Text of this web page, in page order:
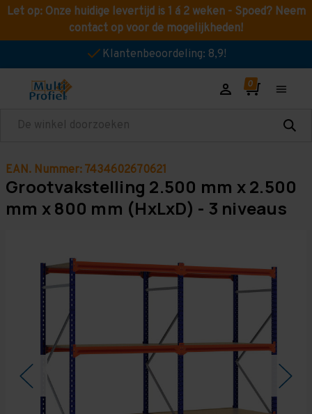
Let op: Onze huidige levertijd is 1 á 2 weken - Spoed? Neem
contact op voor de mogelijkheden!
Klantenbeoordeling: 8,9!
Zoeken
EAN. Nummer: 7434602670621
Grootvakstelling 2.500 mm x 2.500
mm x 800 mm (HxLxD) - 3 niveaus